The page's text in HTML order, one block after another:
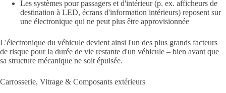
Les systèmes pour passagers et d'intérieur (p. ex. afficheurs de
destination à LED, écrans d'information intérieurs) reposent sur
une électronique qui ne peut plus être approvisionnée
L'électronique du véhicule devient ainsi l'un des plus grands facteurs
de risque pour la durée de vie restante d'un véhicule – bien avant que
sa structure mécanique ne soit épuisée.
Carrosserie, Vitrage & Composants extérieurs